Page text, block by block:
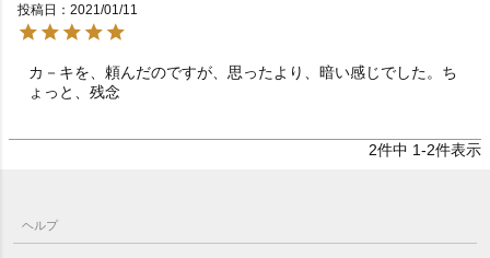
投稿日
2021/01/11
カ－キを、頼んだのですが、思ったより、暗い感じでした。ち
ょっと、残念
2件中 1-2件表示
ヘルプ